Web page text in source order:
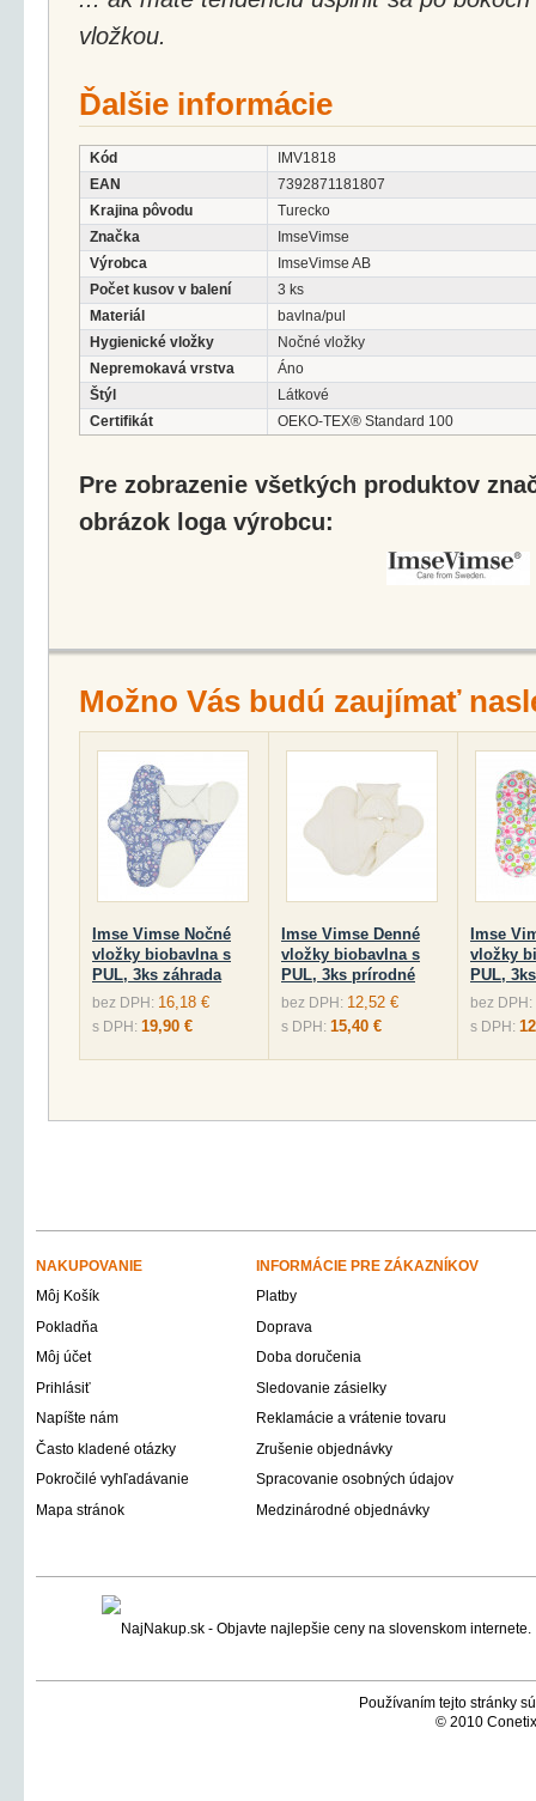
vložkou.
Ďalšie informácie
Kód
IMV1818
EAN
7392871181807
Krajina pôvodu
Turecko
Značka
ImseVimse
Výrobca
ImseVimse AB
Počet kusov v balení
3 ks
Materiál
bavlna/pul
Hygienické vložky
Nočné vložky
Nepremokavá vrstva
Áno
Štýl
Látkové
Certifikát
OEKO-TEX® Standard 100
Pre zobrazenie všetkých produktov
obrázok loga výrobcu:
Možno Vás budú zaujímať
Imse Vimse Nočné
vložky biobavlna s
PUL, 3ks záhrada
bez DPH: 16,18 €
s DPH: 19,90 €
Imse Vimse Denné
vložky biobavlna s
PUL, 3ks prírodné
bez DPH: 12,52 €
s DPH: 15,40 €
Imse
vložky
PUL,
bez DPH:
s DPH:
NAKUPOVANIE
INFORMÁCIE PRE ZÁKAZNÍKOV
Môj Košík
Platby
Pokladňa
Doprava
Môj účet
Doba doručenia
Prihlásiť
Sledovanie zásielky
Napíšte nám
Reklamácie a vrátenie tovaru
Často kladené otázky
Zrušenie objednávky
Pokročilé vyhľadávanie
Spracovanie osobných údajov
Mapa stránok
Medzinárodné objednávky
Používaním tejto stránky
© 2010